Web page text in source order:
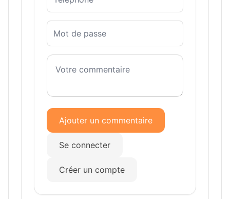
Ajouter un commentaire
Se connecter
Créer un compte